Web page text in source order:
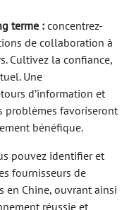
terme :concentrez-
de collaboration à
Cultivez la confiance,
Une
d’information et
problèmes favoriseront
bénéfique.
pouvez identifier et
fournisseurs de
Chine, ouvrant ainsi
réussie et